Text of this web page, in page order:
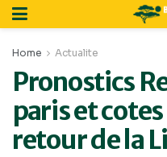
Home Actualite
Pronostics
paris et
retour de la